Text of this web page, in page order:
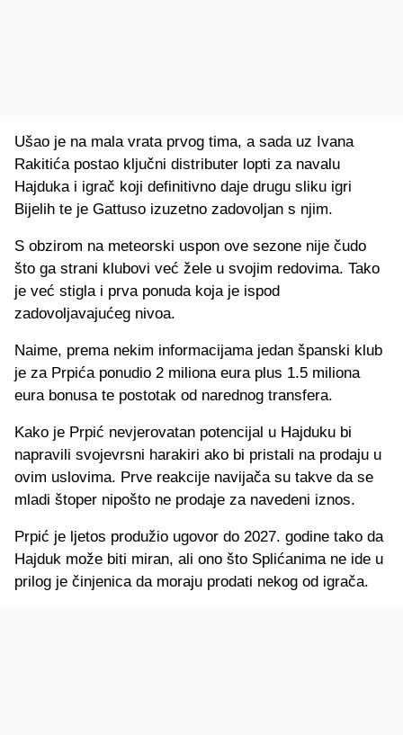
Ušao je na mala vrata prvog tima, a sada uz Ivana
Rakitića postao ključni distributer lopti za navalu
Hajduka i igrač koji definitivno daje drugu sliku igri
Bijelih te je Gattuso izuzetno zadovoljan s njim.
S obzirom na meteorski uspon ove sezone nije čudo
što ga strani klubovi već žele u svojim redovima. Tako
je već stigla i prva ponuda koja je ispod
zadovoljavajućeg nivoa.
Naime, prema nekim informacijama jedan španski klub
je za Prpića ponudio 2 miliona eura plus 1.5 miliona
eura bonusa te postotak od narednog transfera.
Kako je Prpić nevjerovatan potencijal u Hajduku bi
napravili svojevrsni harakiri ako bi pristali na prodaju u
ovim uslovima. Prve reakcije navijača su takve da se
mladi štoper nipošto ne prodaje za navedeni iznos.
Prpić je ljetos produžio ugovor do 2027. godine tako da
Hajduk može biti miran, ali ono što Splićanima ne ide u
prilog je činjenica da moraju prodati nekog od igrača.